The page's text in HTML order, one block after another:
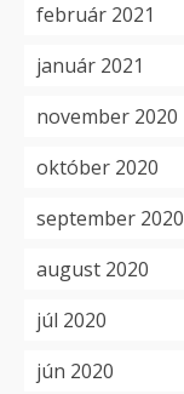
február 2021
január 2021
november 2020
október 2020
september 2020
august 2020
júl 2020
jún 2020